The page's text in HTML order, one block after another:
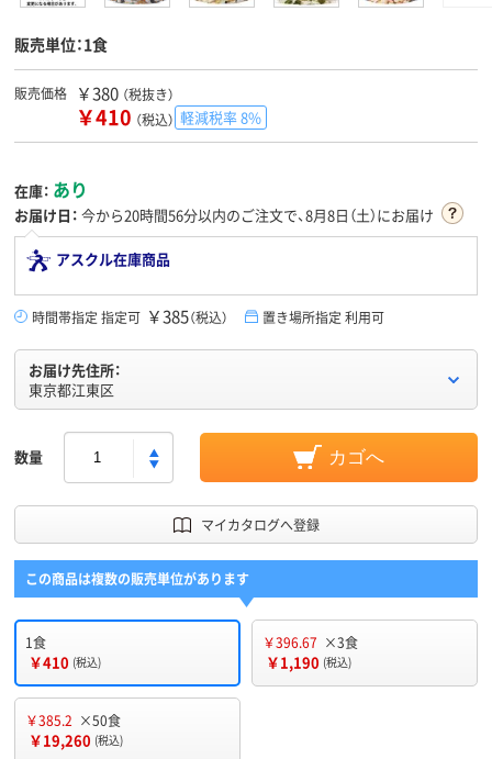
販売単位：1食
販売価格 ￥380 （税抜き）
￥410 （税込） 軽減税率 8%
在庫： あり
お届け日： 今から20時間56分以内のご注文で、8月8日（土）にお届け
アスクル在庫商品
時間帯指定 指定可 ￥385（税込） 置き場所指定 利用可
お届け先住所：
東京都江東区
数量 カゴへ
マイカタログへ登録
この商品は複数の販売単位があります
1食
￥410 (税込)
￥396.67 ×3食
￥1,190 (税込)
￥385.2 ×50食
￥19,260 (税込)